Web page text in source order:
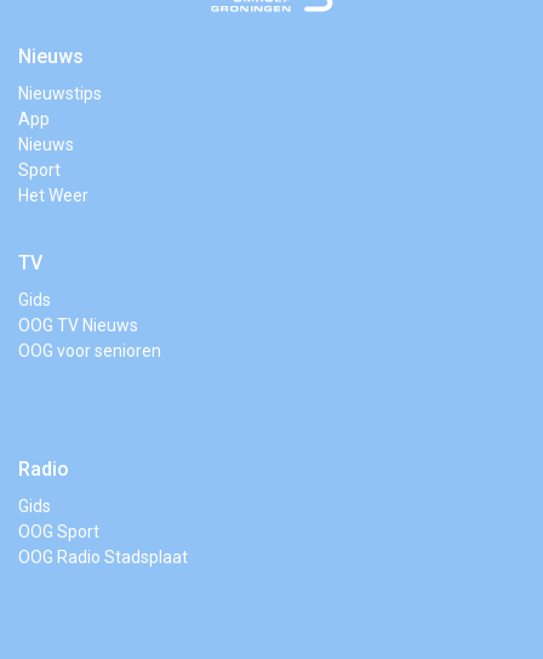
Nieuws
Nieuwstips
App
Nieuws
Sport
Het Weer
TV
Gids
OOG TV Nieuws
OOG voor senioren
Radio
Gids
OOG Sport
OOG Radio Stadsplaat